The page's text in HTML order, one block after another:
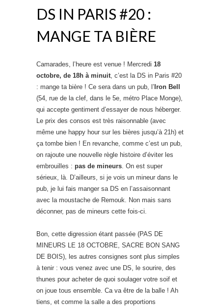
DS IN PARIS #20 :
MANGE TA BIÈRE
Camarades, l’heure est venue ! Mercredi 18
octobre, de 18h à minuit , c’est la DS in Paris #20
: mange ta bière ! Ce sera dans un pub, l’ Iron Bell
(54, rue de la clef, dans le 5e, métro Place Monge),
qui accepte gentiment d’essayer de nous héberger.
Le prix des consos est très raisonnable (avec
même une happy hour sur les bières jusqu’à 21h) et
ça tombe bien ! En revanche, comme c’est un pub,
on rajoute une nouvelle règle histoire d’éviter les
embrouilles : pas de mineurs . On est super
sérieux, là. D’ailleurs, si je vois un mineur dans le
pub, je lui fais manger sa DS en l’assaisonnant
avec la moustache de Remouk. Non mais sans
déconner, pas de mineurs cette fois-ci.
Bon, cette digression étant passée (PAS DE
MINEURS LE 18 OCTOBRE, SACRE BON SANG
DE BOIS), les autres consignes sont plus simples
à tenir : vous venez avec une DS, le sourire, des
thunes pour acheter de quoi soulager votre soif et
on joue tous ensemble. Ca va être de la balle ! Ah
tiens, et comme la salle a des proportions